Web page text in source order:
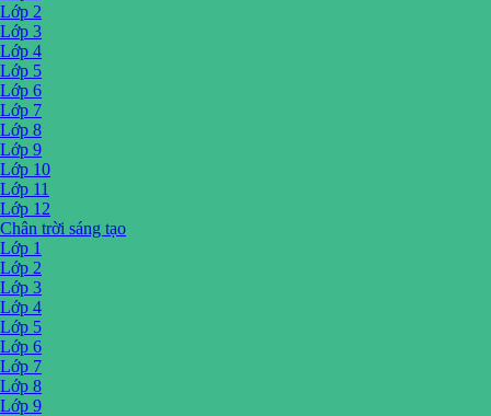
Lớp 2
Lớp 3
Lớp 4
Lớp 5
Lớp 6
Lớp 7
Lớp 8
Lớp 9
Lớp 10
Lớp 11
Lớp 12
Chân trời sáng tạo
Lớp 1
Lớp 2
Lớp 3
Lớp 4
Lớp 5
Lớp 6
Lớp 7
Lớp 8
Lớp 9